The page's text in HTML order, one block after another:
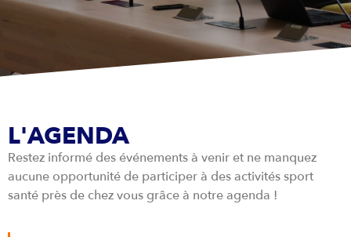
L'AGENDA
Restez informé des événements à venir et ne manquez
aucune opportunité de participer à des activités sport
santé près de chez vous grâce à notre agenda !